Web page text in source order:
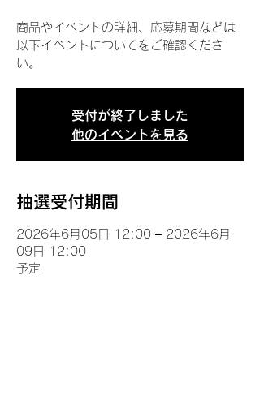
商品やイベントの詳細、応募期間などは
以下イベントについてをご確認くださ
い。
受付が終了しました
他のイベントを見る
抽選受付期間
2026年6月05日 12:00 – 2026年6月
09日 12:00
予定